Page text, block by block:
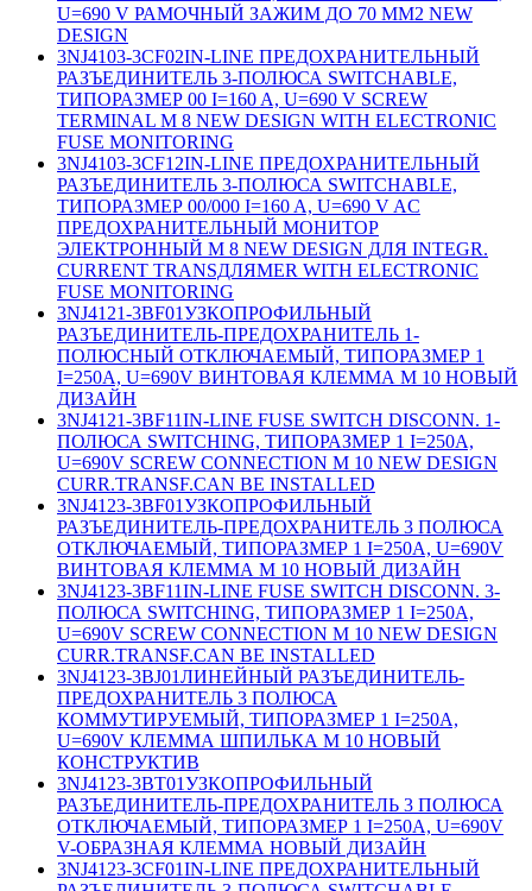
U=690 V РАМОЧНЫЙ ЗАЖИМ ДО 70 ММ2 NEW
DESIGN
3NJ4103-3CF02IN-LINE ПРЕДОХРАНИТЕЛЬНЫЙ
РАЗЪЕДИНИТЕЛЬ 3-ПОЛЮСА SWITCHABLE,
ТИПОРАЗМЕР 00 I=160 A, U=690 V SCREW
TERMINAL M 8 NEW DESIGN WITH ELECTRONIC
FUSE MONITORING
3NJ4103-3CF12IN-LINE ПРЕДОХРАНИТЕЛЬНЫЙ
РАЗЪЕДИНИТЕЛЬ 3-ПОЛЮСА SWITCHABLE,
ТИПОРАЗМЕР 00/000 I=160 A, U=690 V AC
ПРЕДОХРАНИТЕЛЬНЫЙ МОНИТОР
ЭЛЕКТРОННЫЙ M 8 NEW DESIGN ДЛЯ INTEGR.
CURRENT TRANSДЛЯMER WITH ELECTRONIC
FUSE MONITORING
3NJ4121-3BF01УЗКОПРОФИЛЬНЫЙ
РАЗЪЕДИНИТЕЛЬ-ПРЕДОХРАНИТЕЛЬ 1-
ПОЛЮСНЫЙ ОТКЛЮЧАЕМЫЙ, ТИПОРАЗМЕР 1
I=250A, U=690V ВИНТОВАЯ КЛЕММА M 10 НОВЫЙ
ДИЗАЙН
3NJ4121-3BF11IN-LINE FUSE SWITCH DISCONN. 1-
ПОЛЮСА SWITCHING, ТИПОРАЗМЕР 1 I=250A,
U=690V SCREW CONNECTION M 10 NEW DESIGN
CURR.TRANSF.CAN BE INSTALLED
3NJ4123-3BF01УЗКОПРОФИЛЬНЫЙ
РАЗЪЕДИНИТЕЛЬ-ПРЕДОХРАНИТЕЛЬ 3 ПОЛЮСА
ОТКЛЮЧАЕМЫЙ, ТИПОРАЗМЕР 1 I=250A, U=690V
ВИНТОВАЯ КЛЕММА M 10 НОВЫЙ ДИЗАЙН
3NJ4123-3BF11IN-LINE FUSE SWITCH DISCONN. 3-
ПОЛЮСА SWITCHING, ТИПОРАЗМЕР 1 I=250A,
U=690V SCREW CONNECTION M 10 NEW DESIGN
CURR.TRANSF.CAN BE INSTALLED
3NJ4123-3BJ01ЛИНЕЙНЫЙ РАЗЪЕДИНИТЕЛЬ-
ПРЕДОХРАНИТЕЛЬ 3 ПОЛЮСА
КОММУТИРУЕМЫЙ, ТИПОРАЗМЕР 1 I=250A,
U=690V КЛЕММА ШПИЛЬКА M 10 НОВЫЙ
КОНСТРУКТИВ
3NJ4123-3BT01УЗКОПРОФИЛЬНЫЙ
РАЗЪЕДИНИТЕЛЬ-ПРЕДОХРАНИТЕЛЬ 3 ПОЛЮСА
ОТКЛЮЧАЕМЫЙ, ТИПОРАЗМЕР 1 I=250A, U=690V
V-ОБРАЗНАЯ КЛЕММА НОВЫЙ ДИЗАЙН
3NJ4123-3CF01IN-LINE ПРЕДОХРАНИТЕЛЬНЫЙ